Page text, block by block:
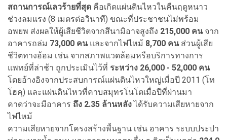
สถานการณ์เลวร้ายที่สุด คือเกิดแผ่นดินไหวในคืนฤดูหนาว
ช่วงลมแรง (8 เมตรต่อวินาที) ขณะที่ประชาชนไม่พร้อม
อพยพ ส่งผลให้ผู้เสียชีวิตจากสึนามิอาจสูงถึง 215,000 คนจาก
อาคารถล่ม 73,000 คนและจากไฟไหม้ 8,700 คนส่วนผู้เสีย
ชีวิตทางอ้อม เช่น จากสภาพแวดล้อมหรือบริการทางการ
แพทย์ที่ล่าช้า ถูกประเมินไว้ที่ ระหว่าง 26,000 - 52,000 คน
โดยอ้างอิงจากประสบการณ์แผ่นดินไหวใหญ่เมื่อปี 2011 (โท
โฮคุ) และแผ่นดินไหวที่คาบสมุทรโนโตเมื่อปีที่ผ่านมา
คาดว่าจะมีอาคาร ถึง 2.35 ล้านหลังได้รับความเสียหายจาก
ไฟไหม้
ความเสียหายจากโครงสร้างพื้นฐาน เช่น อาคาร ระบบประปา